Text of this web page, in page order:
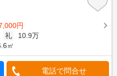
円
礼
10.9万
㎡
電話で問合せ